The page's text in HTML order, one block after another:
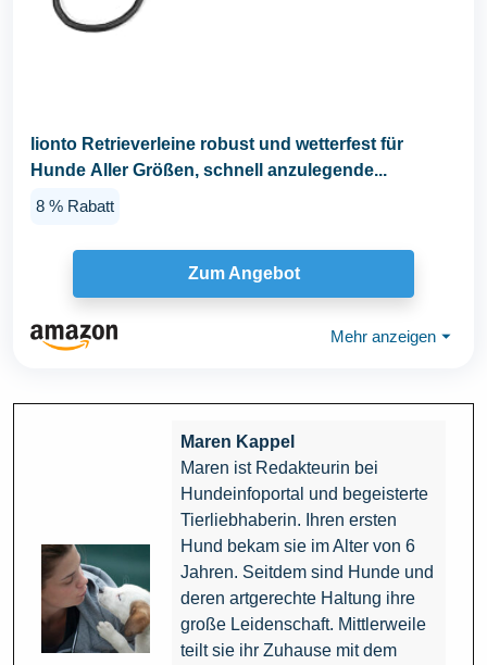
lionto Retrieverleine robust und wetterfest für
Hunde Aller Größen, schnell anzulegende...
8 % Rabatt
Zum Angebot
Mehr anzeigen ⏷
Maren Kappel
Maren ist Redakteurin bei
Hundeinfoportal und begeisterte
Tierliebhaberin. Ihren ersten
Hund bekam sie im Alter von 6
Jahren. Seitdem sind Hunde und
deren artgerechte Haltung ihre
große Leidenschaft. Mittlerweile
teilt sie ihr Zuhause mit dem